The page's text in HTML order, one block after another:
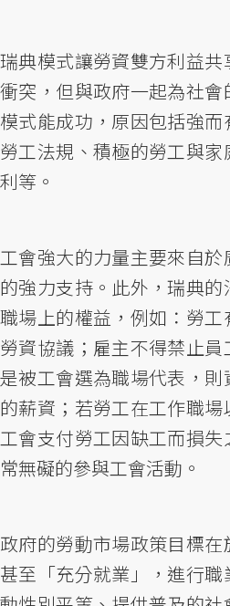
瑞典模式讓勞資雙方利益
衝突，但與政府一起為社
模式能成功，原因包括強
勞工法規、積極的勞工與
利等。
工會強大的力量主要來自
的強力支持。此外，瑞典
職場上的權益，例如：勞
勞資協議；雇主不得禁止
是被工會選為職場代表，
的薪資；若勞工在工作職
工會支付勞工因缺工而損
常無礙的參與工會活動。
政府的勞動市場政策目標在
甚至「充分就業」，進行